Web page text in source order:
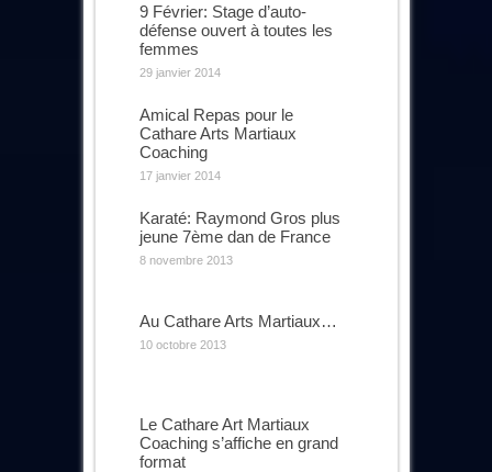
9 Février: Stage d’auto-
défense ouvert à toutes les
femmes
29 janvier 2014
Amical Repas pour le
Cathare Arts Martiaux
Coaching
17 janvier 2014
Karaté: Raymond Gros plus
jeune 7ème dan de France
8 novembre 2013
Au Cathare Arts Martiaux…
10 octobre 2013
Le Cathare Art Martiaux
Coaching s’affiche en grand
format